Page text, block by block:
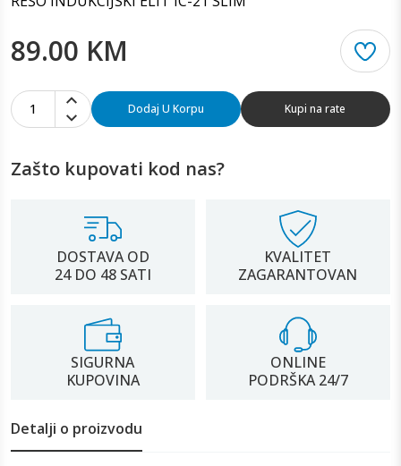
89.00 KM
1 Dodaj U Korpu Kupi na rate
Zašto kupovati kod nas?
DOSTAVA OD
24 DO 48 SATI
KVALITET
ZAGARANTOVAN
SIGURNA
KUPOVINA
ONLINE
PODRŠKA 24/7
Detalji o proizvodu